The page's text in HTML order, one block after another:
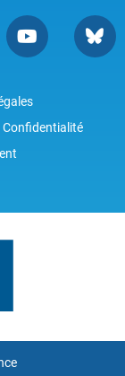
Confidentialité